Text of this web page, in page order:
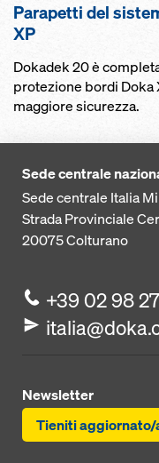
Parapetti del
XP
Dokadek 20 è
protezione bordi Doka
maggiore sicurezza.
Sede centrale
Sede centrale Italia
Strada Provinciale
20075Colturano
+39 02 98
Newsletter
Tieniti aggiornato/